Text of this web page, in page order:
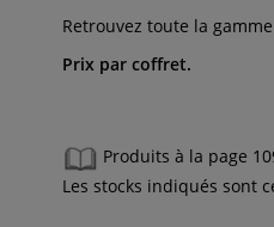
Retrouvez toute la
Prix par coffret.
Produits à la page
Les stocks indiqués sont